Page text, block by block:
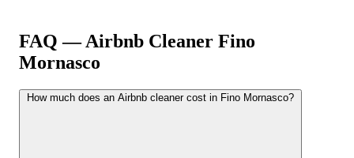
FAQ — Airbnb Cleaner Fino
Mornasco
How much does an Airbnb cleaner cost in Fino Mornasco?